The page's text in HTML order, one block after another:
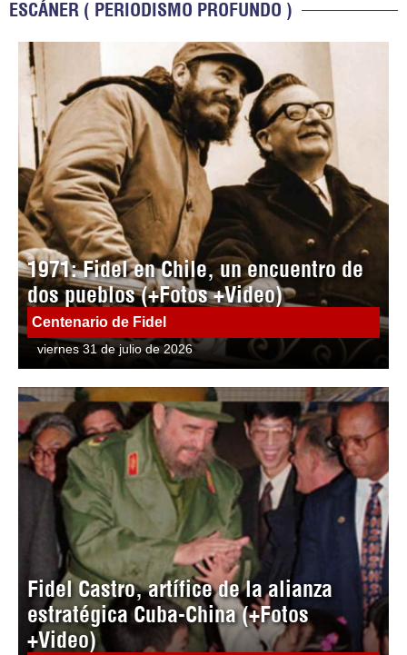
ESCÁNER ( PERIODISMO PROFUNDO )
1971: Fidel en Chile, un encuentro de
dos pueblos (+Fotos +Video)
Centenario de Fidel
viernes 31 de julio de 2026
Fidel Castro, artífice de la alianza
estratégica Cuba-China (+Fotos
+Video)